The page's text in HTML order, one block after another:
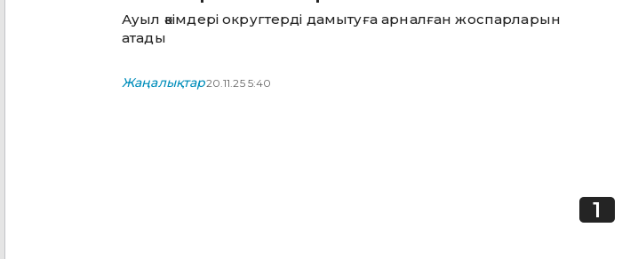
Ауыл әкімдері округтерді дамытуға арналған жоспарларын
атады
Жаңалықтар20.11.25 5:40
1